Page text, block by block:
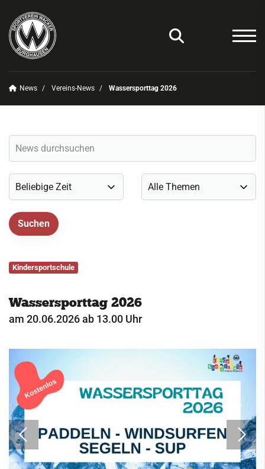
News Vereins-News Wassersporttag 2026
Kindersportschule
Wassersporttag 2026
am 20.06.2026 ab 13.00 Uhr
Vereins-News
Vereins-App/Vereinszeitung
Onlineshop
Sportdeutschland-News
Kontakt